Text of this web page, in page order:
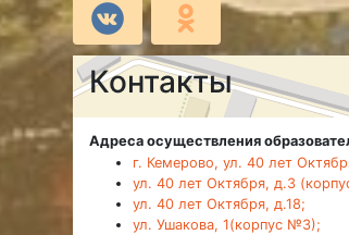
Контакты
Адреса осуществления
г. Кемерово, ул. 40 лет
ул. 40 лет Октября, д.3
ул. 40 лет Октября, д.18;
ул. Ушакова, 1(корпус №3);